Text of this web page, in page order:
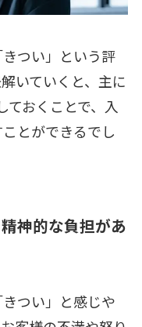
つい」という評
いていくと、主に
ておくことで、入
とができるでし
神的な負担があ
つい」と感じや